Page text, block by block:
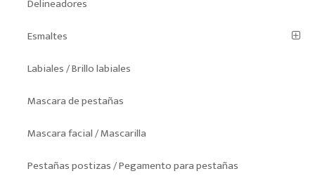
Delineadores
Esmaltes
Labiales / Brillo labiales
Mascara de pestañas
Mascara facial / Mascarilla
Pestañas postizas / Pegamento para pestañas